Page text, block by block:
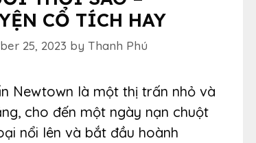
CỔ TÍCH HAY
25, 2023 by Thanh Phú
Newtown là một thị trấn nhỏ và
cho đến một ngày nạn chuột
nổi lên và bắt đầu hoành